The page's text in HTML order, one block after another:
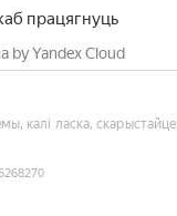
працягнуць
by Yandex Cloud
калі ласка, скарыстайце